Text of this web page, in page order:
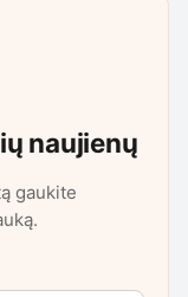
naujienų
gaukite